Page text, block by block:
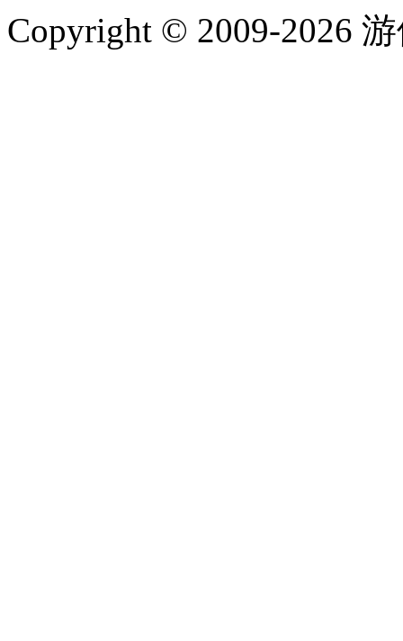
Copyright © 2009-2026